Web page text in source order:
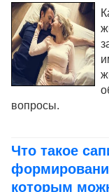
вопросы.
Что такое
которым